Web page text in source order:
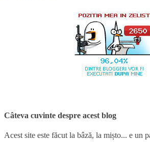
Câteva cuvinte despre acest blog
Acest site este făcut la bâză, la mișto... e un